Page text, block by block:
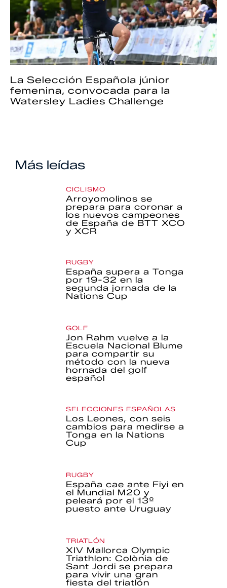
La Selección Española júnior
femenina, convocada para la
Watersley Ladies Challenge
Más leídas
CICLISMO
Arroyomolinos se
prepara para coronar a
los nuevos campeones
de España de BTT XCO
y XCR
RUGBY
España supera a Tonga
por 19-32 en la
segunda jornada de la
Nations Cup
GOLF
Jon Rahm vuelve a la
Escuela Nacional Blume
para compartir su
método con la nueva
hornada del golf
español
SELECCIONES ESPAÑOLAS
Los Leones, con seis
cambios para medirse a
Tonga en la Nations
Cup
RUGBY
España cae ante Fiyi en
el Mundial M20 y
peleará por el 13º
puesto ante Uruguay
TRIATLÓN
XIV Mallorca Olympic
Triathlon: Colònia de
Sant Jordi se prepara
para vivir una gran
fiesta del triatlón